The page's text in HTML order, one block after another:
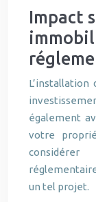
Impact
également
votre
un tel projet.